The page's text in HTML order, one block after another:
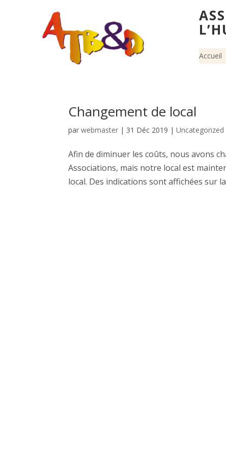
Accueil
Changement de local
parwebmaster | 31 Déc 2019 |Uncategorized
Afin de diminuer les coûts, nous avons
Associations, mais notre local est
local. Des indications sont affichées sur